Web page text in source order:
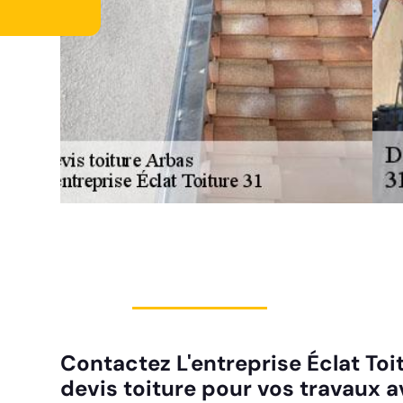
Contactez L'entreprise Éclat
devis toiture pour vos travaux